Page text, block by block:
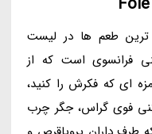
طعم ها در لیست
فرانسوی است که از
ای که فکرش را کنید،
فوی گراس، جگر چرب